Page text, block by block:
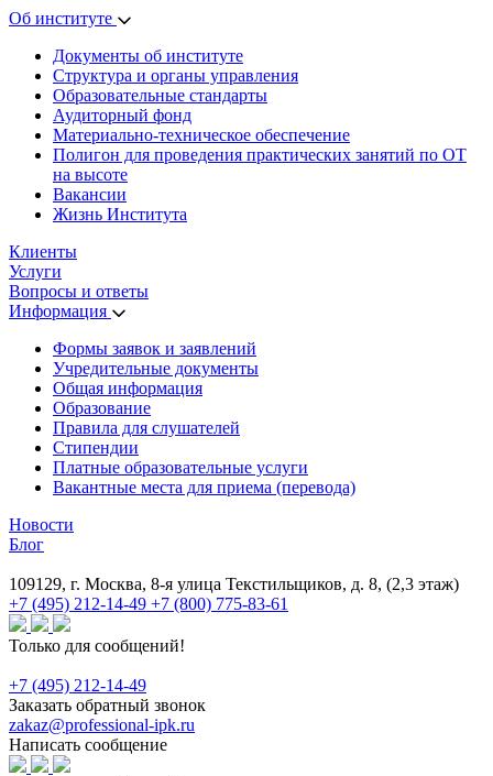
Об институте
Документы об институте
Структура и органы управления
Образовательные стандарты
Аудиторный фонд
Материально-техническое обеспечение
Полигон для проведения практических занятий по ОТ
на высоте
Вакансии
Жизнь Института
Клиенты
Услуги
Вопросы и ответы
Информация
Формы заявок и заявлений
Учредительные документы
Общая информация
Образование
Правила для слушателей
Стипендии
Платные образовательные услуги
Вакантные места для приема (перевода)
Новости
Блог
109129, г. Москва, 8-я улица Текстильщиков, д. 8, (2,3 этаж)
+7 (495) 212-14-49 +7 (800) 775-83-61
Только для сообщений!
+7 (495) 212-14-49
Заказать обратный звонок
zakaz@professional-ipk.ru
Написать сообщение